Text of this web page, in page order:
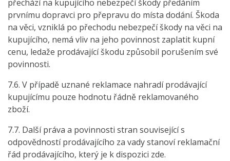
přechází na kupujícího nebezpečí škody předáním
prvnímu dopravci pro přepravu do místa dodání. Škoda
na věci, vzniklá po přechodu nebezpečí škody na věci na
kupujícího, nemá vliv na jeho povinnost zaplatit kupní
cenu, ledaže prodávající škodu způsobil porušením své
povinnosti.
7.6. V případě uznané reklamace nahradí prodávající
kupujícímu pouze hodnotu řádně reklamovaného
zboží.
7.7. Další práva a povinnosti stran související s
odpovědností prodávajícího za vady stanoví reklamační
řád prodávajícího, který je k dispozici zde.